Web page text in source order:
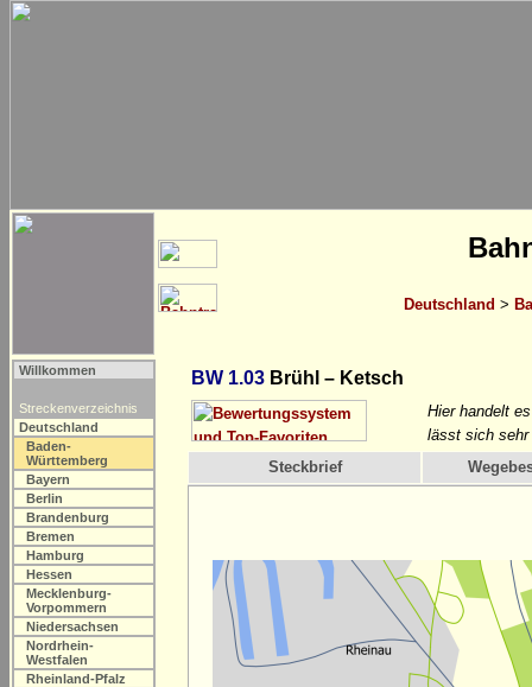
Deutschland >
Willkommen
Streckenverzeichnis
Deutschland
Baden-
Württemberg
Bayern
Berlin
Brandenburg
Bremen
Hamburg
Hessen
Mecklenburg-
Vorpommern
Niedersachsen
Nordrhein-
Westfalen
Rheinland-Pfalz
BW 1.03 Brühl – Ketsch
Hier handelt
lässt sich sehr
Steckbrief